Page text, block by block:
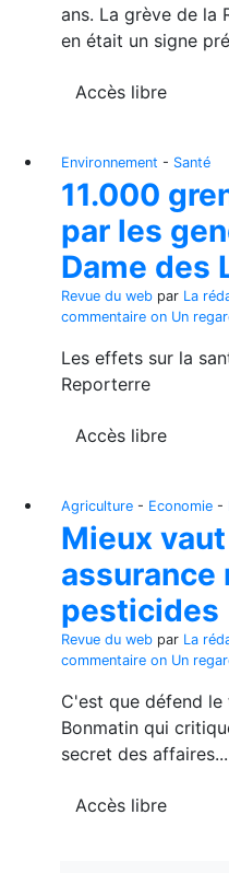
ans. La grève de la
en était un signe
Accès libre
Environnement - Santé
11.000
par les
Dame des
Revue du web par La
commentaire on Un
Les effets sur la
Reporterre
Accès libre
Agriculture - Economie -
Mieux
assurance
pesticides
Revue du web par La
commentaire on Un
C'est que défend
Bonmatin qui
secret des affaires...
Accès libre